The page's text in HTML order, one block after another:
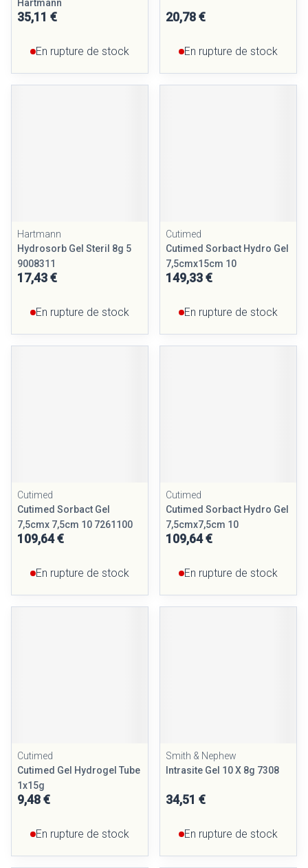
Hartmann
35,11 €
En rupture de stock
20,78 €
En rupture de stock
Hartmann
Hydrosorb Gel Steril 8g 5
9008311
17,43 €
En rupture de stock
Cutimed
Cutimed Sorbact Hydro Gel
7,5cmx15cm 10
149,33 €
En rupture de stock
Cutimed
Cutimed Sorbact Gel
7,5cmx 7,5cm 10 7261100
109,64 €
En rupture de stock
Cutimed
Cutimed Sorbact Hydro Gel
7,5cmx7,5cm 10
109,64 €
En rupture de stock
Cutimed
Cutimed Gel Hydrogel Tube
1x15g
9,48 €
En rupture de stock
Smith & Nephew
Intrasite Gel 10 X 8g 7308
34,51 €
En rupture de stock